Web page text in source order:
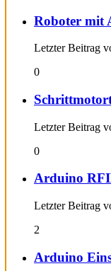
Roboter mit
Letzter Beitrag
0
Letzter Beitrag
0
Arduino
Letzter Beitrag
2
Arduino